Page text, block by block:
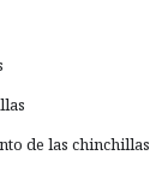
de las chinchillas